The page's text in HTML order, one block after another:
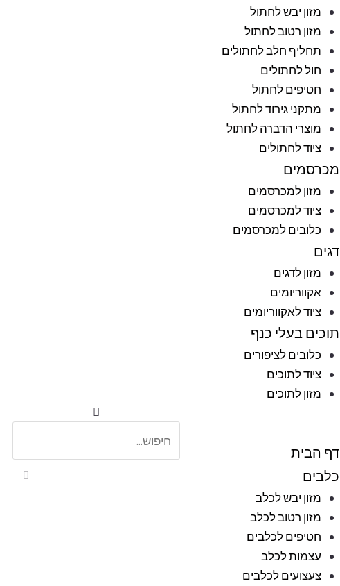
מזון יבש לחתול
מזון רטוב לחתול
תחליף חלב לחתולים
חול לחתולים
חטיפים לחתול
מתקני גירוד לחתול
מוצרי הדברה לחתול
ציוד לחתולים
מכרסמים
מזון למכרסמים
ציוד למכרסמים
כלובים למכרסמים
דגים
מזון לדגים
אקווריומים
ציוד לאקווריומים
תוכים בעלי כנף
כלובים לציפורים
ציוד לתוכים
מזון לתוכים
דף הבית
כלבים
מזון יבש לכלב
מזון רטוב לכלב
חטיפים לכלבים
עצמות לכלב
צעצועים לכלבים